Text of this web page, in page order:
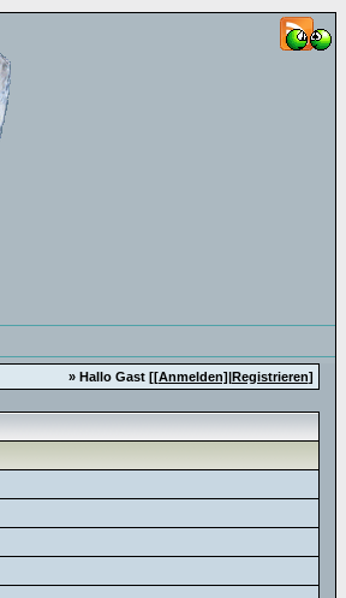
» Hallo Gast [[Anmelden]|Registrieren]